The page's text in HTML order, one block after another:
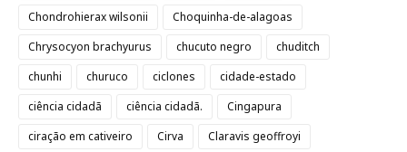
Chondrohierax wilsonii
Choquinha-de-alagoas
Chrysocyon brachyurus
chucuto negro
chuditch
chunhi
churuco ciclones
cidade-estado
ciência cidadã
ciência cidadã.
Cingapura
ciração em cativeiro
Cirva
Claravis geoffroyi